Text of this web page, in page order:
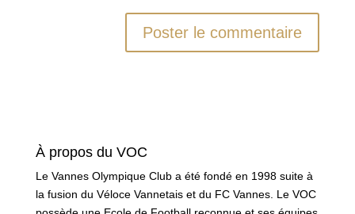
À propos du VOC
Le Vannes Olympique Club a été fondé en 1998 suite à
la fusion du Véloce Vannetais et du FC Vannes. Le VOC